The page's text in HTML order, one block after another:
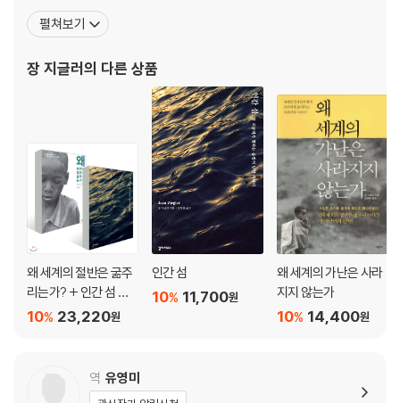
22. 계속 늘어나는 도시 인구
24. 토마스 상카라와의 만남
26. 용기 있는 개혁자, 상카라
28. 진정한 활로를 찾아서
에필로그
해제 기아에 관한 어느 국제 전문가의 비망록
옮긴이의 말
헤치는 데 총력을 기울였다. 실천적인 사회학자로 유명하며, 사회 구
조 속에서 발생하는 빈곤과 불평등 문제에 깊은 관심을 가지고 적극
리는 세계, 어떻게 구할 것인가?》, 《유엔을 말하다》, 《
펼쳐보기
장 지글러의 다른 상품
왜 세계의 절반은 굶주
리는가? + 인간 섬 세
트
23,220원
10%
인간 섬
11,700원
10%
왜 세계의 가난은 사라
지지 않는가
14,400원
10%
역 유영미